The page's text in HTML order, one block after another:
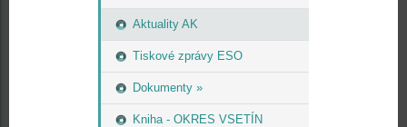
Aktuality AK
Tiskové zprávy ESO
Dokumenty »
Kniha - OKRES VSETÍN